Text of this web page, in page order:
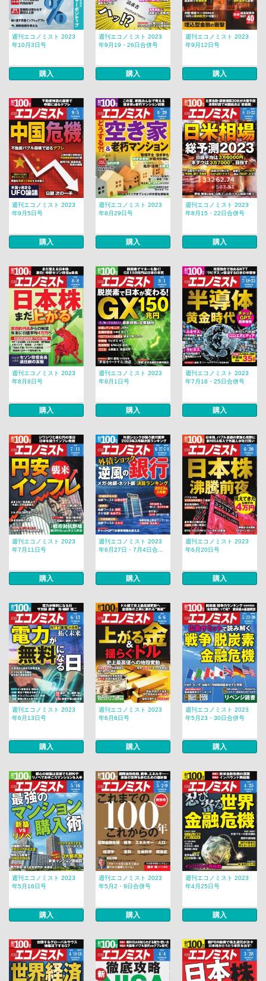
週刊エコノミスト 2023
年10月3日号
購入
週刊エコノミスト 2023
年9月19・26日合併号
購入
週刊エコノミスト 2023
年9月12日号
購入
週刊エコノミスト 2023
年9月5日号
購入
週刊エコノミスト 2023
年8月29日号
購入
週刊エコノミスト 2023
年8月15・22日合併号
購入
週刊エコノミスト 2023
年8月8日号
購入
週刊エコノミスト 2023
年8月1日号
購入
週刊エコノミスト 2023
年7月18・25日合併号
購入
週刊エコノミスト 2023
年7月11日号
購入
週刊エコノミスト 2023
年6月27日・7月4日合...
購入
週刊エコノミスト 2023
年6月20日号
購入
週刊エコノミスト 2023
年6月13日号
購入
週刊エコノミスト 2023
年6月6日号
購入
週刊エコノミスト 2023
年5月23・30日合併号
購入
週刊エコノミスト 2023
年5月16日号
購入
週刊エコノミスト 2023
年5月2・9日合併号
購入
週刊エコノミスト 2023
年4月25日号
購入